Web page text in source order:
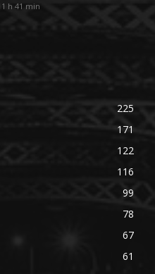
h 41 min
225
171
122
116
99
78
67
61